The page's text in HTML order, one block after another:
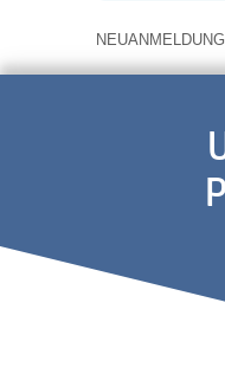
NEUANMELDUNG